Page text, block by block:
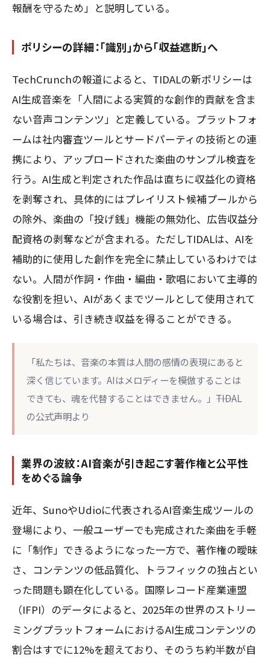
報酬を守るため」と説明している。
ポリシーの詳細：「識別」から「収益遮断」へ
TechCrunchの報道によると、TIDALの新ポリシーは
AI生成音楽を「人間による実質的な創作的貢献を含ま
ない音声コンテンツ」と定義している。プラットフォ
ームは社内審査ツールとサードパーティの技術との連
携により、アップロードされた楽曲のサンプル検査を
行う。AI生成と判定された作品は直ちに収益化の資格
を剥奪され、具体的にはプレイリスト候補プールから
の除外、楽曲の「投げ銭」機能の無効化、広告収益分
配資格の剥奪などが含まれる。ただしTIDALは、AIを
補助的に使用した創作を完全に禁止しているわけでは
ない。人間が作詞・作曲・編曲・歌唱において主導的
な役割を担い、AIがあくまでツールとして使用されて
いる場合は、引き続き収益を得ることができる。
「私たちは、音楽の本質は人間の感情の表現にあると
深く信じています。AIはメロディーを模倣することは
できても、魂を代替することはできません。」――TIDAL
の公式声明より
業界の波紋：AI音楽が引き起こす著作権と公平性
をめぐる論争
近年、SunoやUdioに代表されるAI音楽生成ツールの
登場により、一般ユーザーでも完成された楽曲を手軽
に「制作」できるようになった一方で、著作権の曖昧
さ、コンテンツの低品質化、トラフィックの独占とい
った問題も顕在化している。国際レコード産業連盟
（IFPI）のデータによると、2025年の世界のストリー
ミングプラットフォームにおけるAI生成コンテンツの
割合はすでに12%を超えており、そのうち約半数が自